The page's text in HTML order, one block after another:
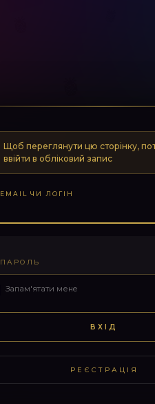
Щоб переглянути цю сторінку,
ввійти в обліковий запис
EMAIL ЧИ ЛОГІН
ПАРОЛЬ
Запам'ятати мене
ВХІД
РЕЄСТРАЦІЯ